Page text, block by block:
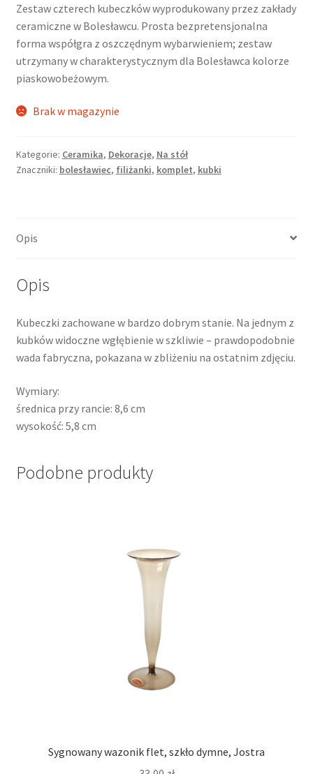
Zestaw czterech kubeczków wyprodukowany przez zakłady
ceramiczne w Bolesławcu. Prosta bezpretensjonalna
forma współgra z oszczędnym wybarwieniem; zestaw
utrzymany w charakterystycznym dla Bolesławca kolorze
piaskowobeżowym.
Brak w magazynie
Kategorie: Ceramika, Dekoracje, Na stół
Znaczniki: bolesławiec, filiżanki, komplet, kubki
Opis
Opis
Kubeczki zachowane w bardzo dobrym stanie. Na jednym z
kubków widoczne wgłębienie w szkliwie – prawdopodobnie
wada fabryczna, pokazana w zbliżeniu na ostatnim zdjęciu.
Wymiary:
średnica przy rancie: 8,6 cm
wysokość: 5,8 cm
Podobne produkty
Sygnowany wazonik flet, szkło dymne, Jostra